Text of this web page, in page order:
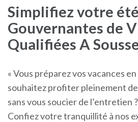
Simplifiez votre
Gouvernantes de
Qualifiées A
« Vous préparez vos vacances
souhaitez profiter pleinement
sans vous soucier de l’entretien ?
Confiez votre tranquillité à nos